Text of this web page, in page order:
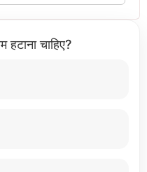
हटाना चाहिए?